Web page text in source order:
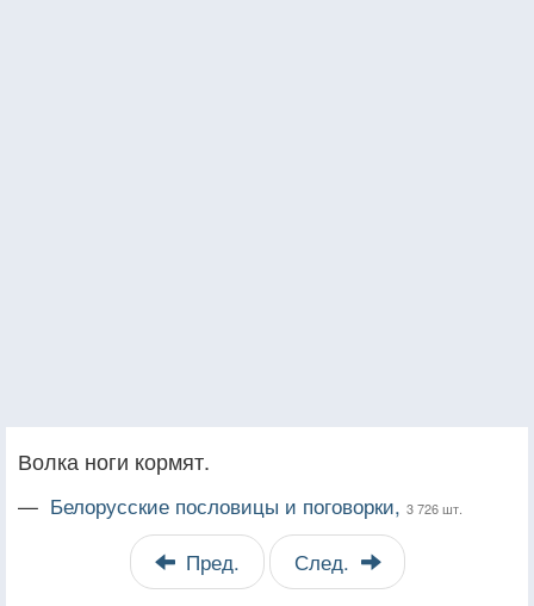
Волка ноги кормят.
— Белорусские пословицы и поговорки, 3 726 шт.
Пред. След.